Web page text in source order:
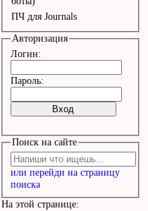
ПЧ для Journals
Авторизация
Логин:
Пароль:
Поиск на сайте
или перейди на страницу
поиска
На этой странице: